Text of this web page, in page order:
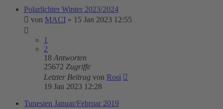
Polarlichter Winter 2023/2024
von MACI » 15 Jan 2023 12:55
1
2
18 Antworten
25672 Zugriffe
Letzter Beitrag von Rosi
19 Jan 2023 12:28
Tunesien Januar/Februar 2019